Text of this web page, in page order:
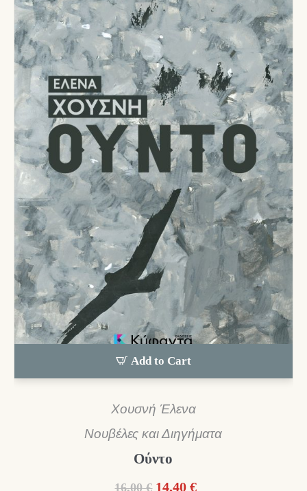
Add to Cart
Χουσνή Έλενα
Νουβέλες και Διηγήματα
Ούντο
16,00 € Original
14,40 €Η